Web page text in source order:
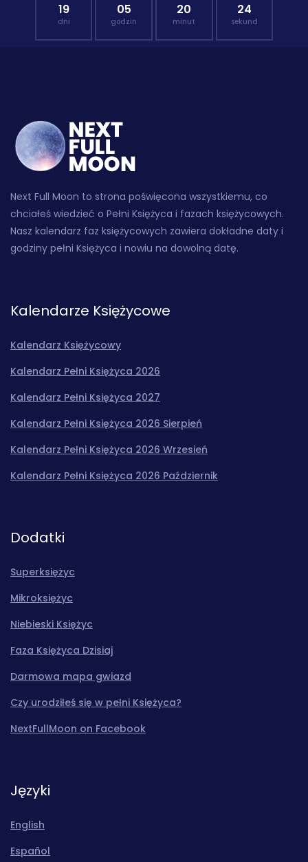
19
dni
05
godzin
20
minut
23
sekund
Next Full Moon to strona poświęcona wszystkiemu, co
chciałeś wiedzieć o Pełni Księżyca i fazach księżycowych.
Nasz kalendarz faz księżycowych zawiera dokładne daty i
godziny pełni Księżyca i nowiu na dowolną datę.
Kalendarze Księżycowe
Kalendarz Księżycowy
Kalendarz Pełni Księżyca 2026
Kalendarz Pełni Księżyca 2027
Kalendarz Pełni Księżyca 2026 Sierpień
Kalendarz Pełni Księżyca 2026 Wrzesień
Kalendarz Pełni Księżyca 2026 Październik
Dodatki
Superksiężyc
Mikroksiężyc
Niebieski Księżyc
Faza Księżyca Dzisiaj
Darmowa mapa gwiazd
Czy urodziłeś się w pełni Księżyca?
NextFullMoon on Facebook
Języki
English
Español